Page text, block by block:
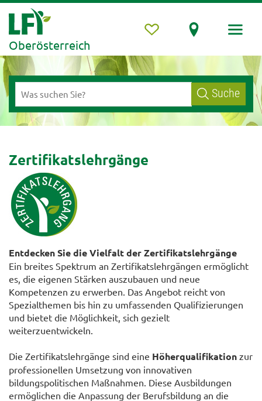
Oberösterreich
Suche
Zertifikatslehrgänge
Entdecken Sie die Vielfalt der Zertifikatslehrgänge
Ein breites Spektrum an Zertifikatslehrgängen ermöglicht
es, die eigenen Stärken auszubauen und neue
Kompetenzen zu erwerben. Das Angebot reicht von
Spezialthemen bis hin zu umfassenden Qualifizierungen
und bietet die Möglichkeit, sich gezielt
weiterzuentwickeln.
Die Zertifikatslehrgänge sind eine Höherqualifikation zur
professionellen Umsetzung von innovativen
bildungspolitischen Maßnahmen. Diese Ausbildungen
ermöglichen die Anpassung der Berufsbildung an die